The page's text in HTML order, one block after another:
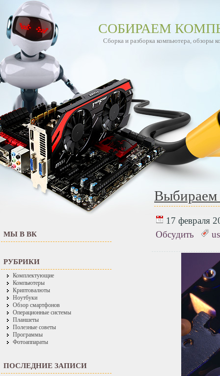
СОБИРАЕМ
Сборка и разборка компьютера, обзоры
МЫ В ВК
РУБРИКИ
Комплектующие
Компьютеры
Криптовалюты
Ноутбуки
Обзор смартфонов
Операционные системы
Планшеты
Полезные советы
Программы
Фотоаппараты
ПОСЛЕДНИЕ ЗАПИСИ
Выбираем
17 февраля
Обсудить